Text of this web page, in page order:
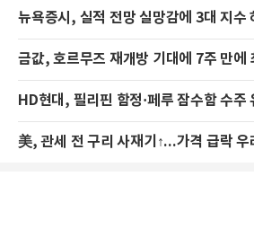
뉴욕증시, 실적 전망 실망감에 3대 지수
금값, 호르무즈 재개방 기대에 7주 만에
HD현대, 필리핀 함정·페루 잠수함 수주
美, 관세 전 구리 사재기↑...가격 급락 우